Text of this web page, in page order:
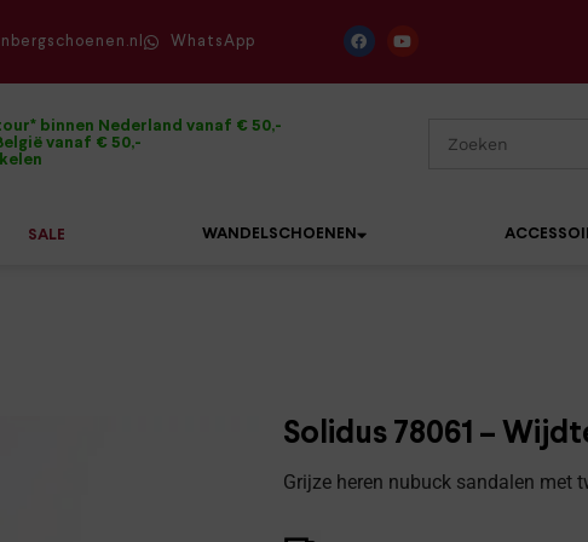
WhatsApp
binnen Nederland vanaf € 50,-
vanaf € 50,-
SALE WANDELSCHOENEN
Solidus 78061 –
Grijze heren nubuck sandalen met